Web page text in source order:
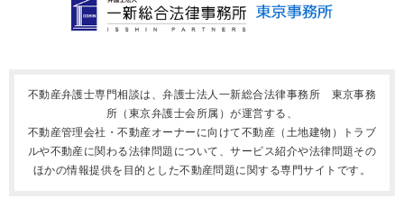
不動産弁護士専門相談は、弁護士法人一新総合法律事務所 東京事務
所（東京弁護士会所属）が運営する、
不動産管理会社・不動産オーナーに向けて不動産（土地建物）トラブ
ルや不動産に関わる法律問題について、サービス紹介や法律問題その
ほかの情報提供を目的とした不動産問題に関する専門サイトです。